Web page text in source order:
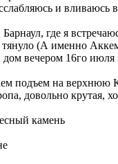
и
где я
(А именно
вечером 16го
подъем на
довольно крутая,
камень